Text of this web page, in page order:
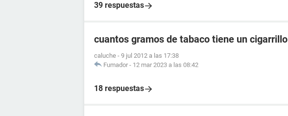
39 respuestas
cuantos gramos de tabaco tiene un cigarrillo
caluche - 9 jul 2012 a las 17:38
Fumador - 12 mar 2023 a las 08:42
18 respuestas